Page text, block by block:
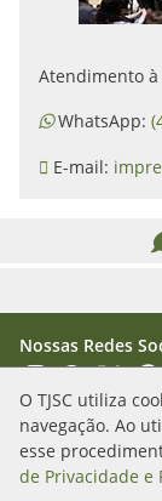
O TJSC utiliza
navegação. Ao
esse
de Privacidade e
Atendimento
WhatsApp:
E-mail:
Nossas Redes
AcessarAcessar
Rua Álvaro
Florianópolis/SC